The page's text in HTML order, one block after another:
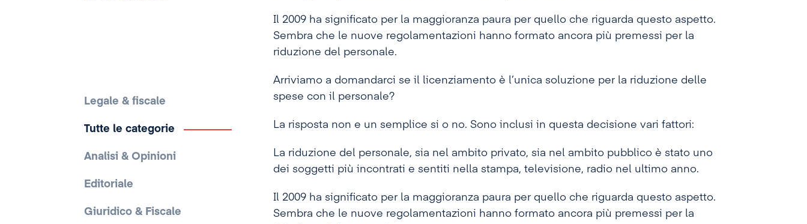
Legale & fiscale
Tutte le categorie
Analisi & Opinioni
Editoriale
Giuridico & Fiscale
Il 2009 ha significato per la maggioranza paura per quello che riguarda questo aspetto.
Sembra che le nuove regolamentazioni hanno formato ancora più premessi per la
riduzione del personale.
Arriviamo a domandarci se il licenziamento è l’unica soluzione per la riduzione delle
spese con il personale?
La risposta non e un semplice si o no. Sono inclusi in questa decisione vari fattori:
La riduzione del personale, sia nel ambito privato, sia nel ambito pubblico è stato uno
dei soggetti più incontrati e sentiti nella stampa, televisione, radio nel ultimo anno.
Il 2009 ha significato per la maggioranza paura per quello che riguarda questo aspetto.
Sembra che le nuove regolamentazioni hanno formato ancora più premessi per la